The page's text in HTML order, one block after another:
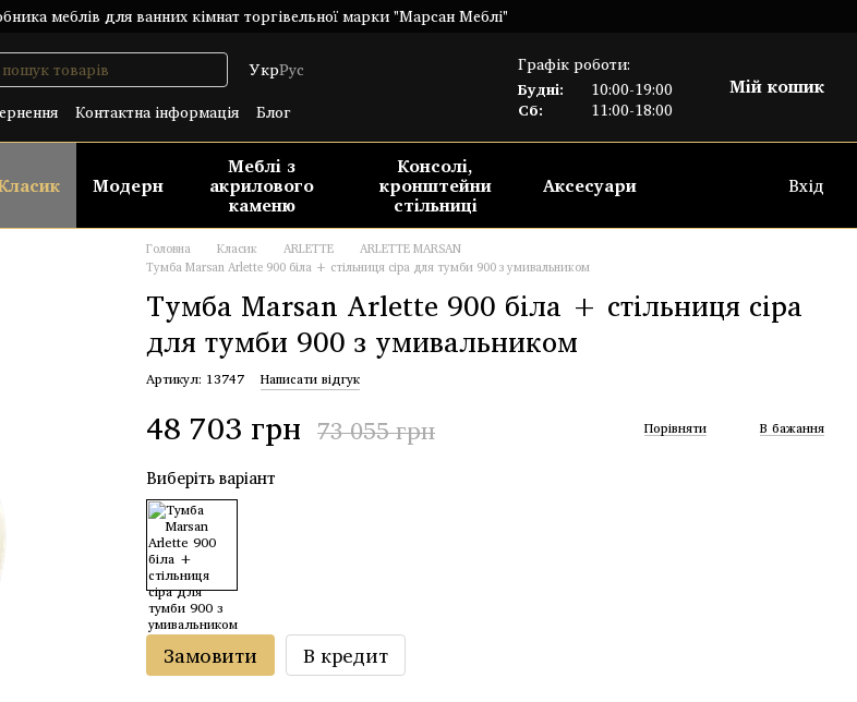
меблів для ванних кімнат торгівельної марки "Марсан Меблі"
УкрРус
Контактна інформація
Блог
Графік роботи:
Будні:
10:00-19:00
Сб:
11:00-18:00
Мій кошик
Модерн
Меблі з
акрилового
каменю
Консолі,
кронштейни
стільниці
Аксесуари Вхід
Головна Класик ARLETTE
ARLETTE MARSAN
Тумба Marsan Arlette 900 біла + стільниця сіра для тумби 900 з умивальником
Тумба Marsan Arlette 900 біла + стільниця сіра
для тумби 900 з умивальником
Артикул: 13747 Написати відгук
48 703 грн 73 055 грн Порівняти В бажання
Виберіть варіант
Замовити В кредит